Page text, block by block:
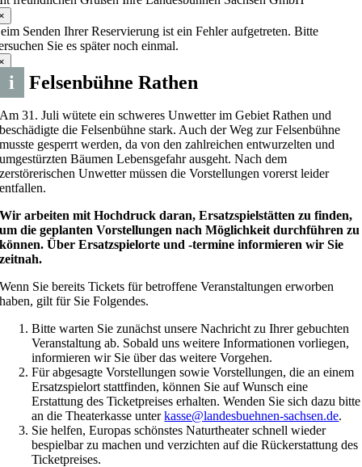
Senden Ihrer Reservierung ist ein Fehler aufgetreten. Bitte
Sie es später noch einmal.
i Felsenbühne Rathen
Am 31. Juli wütete ein schweres Unwetter im Gebiet Rathen und
beschädigte die Felsenbühne stark. Auch der Weg zur Felsenbühne
musste gesperrt werden, da von den zahlreichen entwurzelten und
umgestürzten Bäumen Lebensgefahr ausgeht. Nach dem
zerstörerischen Unwetter müssen die Vorstellungen vorerst leider
entfallen.
Wir arbeiten mit Hochdruck daran, Ersatzspielstätten zu finden,
um die geplanten Vorstellungen nach Möglichkeit durchführen zu
können. Über Ersatzspielorte und -termine informieren wir Sie
zeitnah.
Wenn Sie bereits Tickets für betroffene Veranstaltungen erworben
haben, gilt für Sie Folgendes.
Bitte warten Sie zunächst unsere Nachricht zu Ihrer gebuchten
Veranstaltung ab. Sobald uns weitere Informationen vorliegen,
informieren wir Sie über das weitere Vorgehen.
Für abgesagte Vorstellungen sowie Vorstellungen, die an einem
Ersatzspielort stattfinden, können Sie auf Wunsch eine
Erstattung des Ticketpreises erhalten. Wenden Sie sich dazu bitte
an die Theaterkasse unterkasse@landesbuehnen-sachsen.de.
Sie helfen, Europas schönstes Naturtheater schnell wieder
bespielbar zu machen und verzichten auf die Rückerstattung des
Ticketpreises.